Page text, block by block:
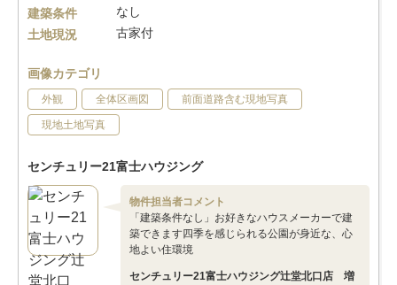
建築条件
なし
土地現況
古家付
画像カテゴリ
外観 全体区画図 前面道路含む現地写真
現地土地写真
センチュリー21富士ハウジング
物件担当者コメント
「建築条件なし」お好きなハウスメーカーで建
築できます四季を感じられる公園が身近な、心
地よい住環境
センチュリー21富士ハウジング辻堂北口店 増